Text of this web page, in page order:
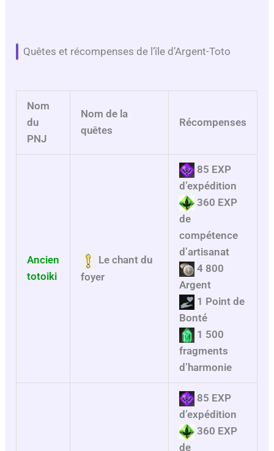
Quêtes et récompenses de l’île d’Argent-Toto
Nom
du
PNJ
Nom de la
quêtes
Récompenses
Ancien
totoiki
Le chant du
foyer
85 EXP
d’expédition
360 EXP
de
compétence
d’artisanat
4 800
Argent
1 Point de
Bonté
1 500
fragments
d’harmonie
85 EXP
d’expédition
360 EXP
de